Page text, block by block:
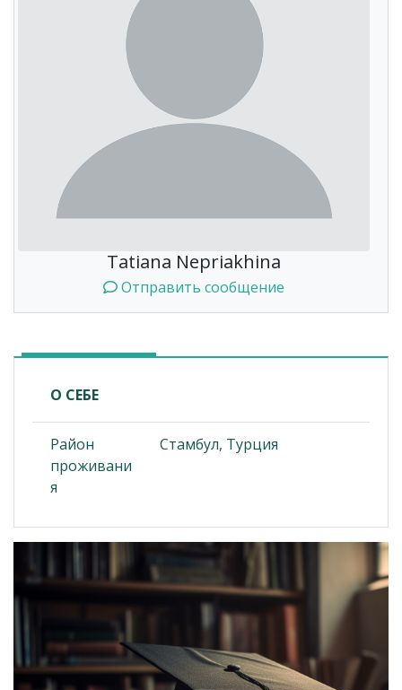
Tatiana Nepriakhina
Отправить сообщение
О СЕБЕ
Район
проживани
я
Стамбул, Турция